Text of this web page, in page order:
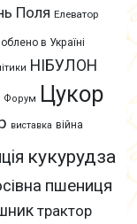
Поля Елеватор
в Україні
НІБУЛОН
Форум Цукор
виставка війна
кукурудза
пшениця
трактор